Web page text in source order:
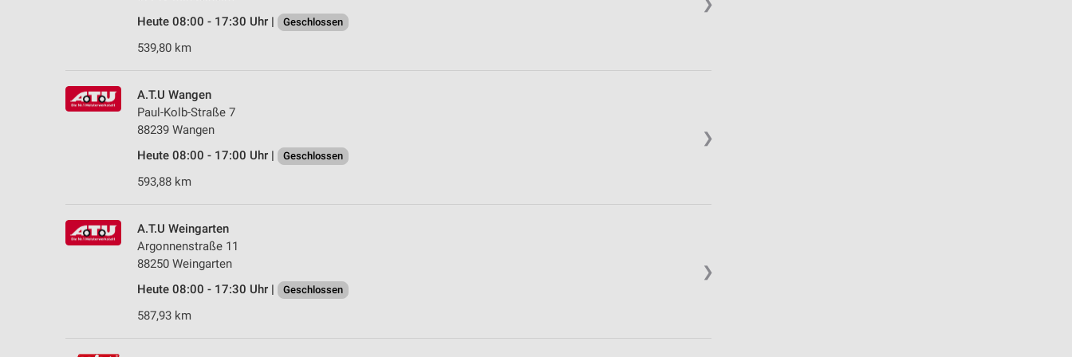
❯
Heute 08:00 - 17:30 Uhr |
Geschlossen
539,80 km
❯
A.T.U Wangen
Paul-Kolb-Straße 7
88239 Wangen
Heute 08:00 - 17:00 Uhr |
Geschlossen
593,88 km
❯
A.T.U Weingarten
Argonnenstraße 11
88250 Weingarten
Heute 08:00 - 17:30 Uhr |
Geschlossen
587,93 km